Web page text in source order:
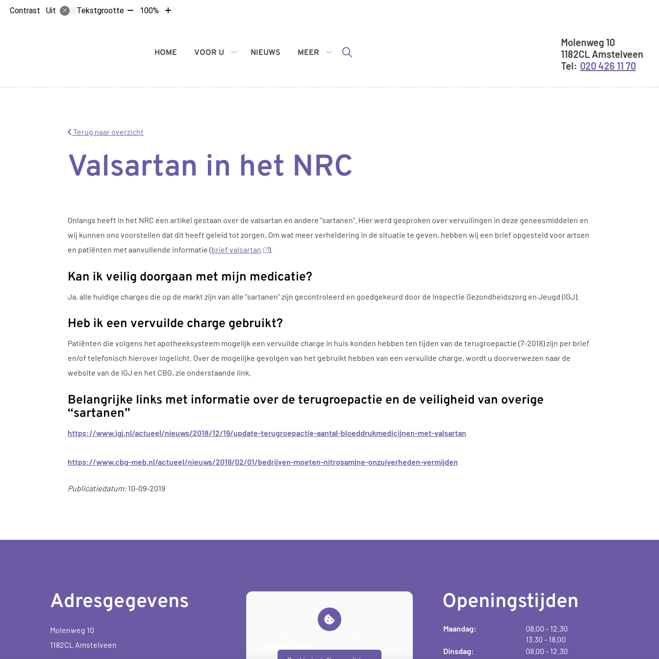
Contrast Uit Tekstgrootte Tekst100%
Tekst
Hoofdmenu
HOME
VOOR U
NIEUWS
MEER
Molenweg 10
1182CL Amstelveen
020 426 11 70
Terug naar overzicht
Valsartan in het NRC
Onlangs heeft in het NRC een artikel gestaan over de valsartan en andere “sartanen”. Hier werd gesproken over vervuilingen in deze geneesmiddelen en
wij kunnen ons voorstellen dat dit heeft geleid tot zorgen. Om wat meer verheldering in de situatie te geven, hebben wij een brief opgesteld voor artsen
en patiënten met aanvullende informatie (brief valsartan ).
Kan ik veilig doorgaan met mijn medicatie?
Ja, alle huidige charges die op de markt zijn van alle “sartanen” zijn gecontroleerd en goedgekeurd door de Inspectie Gezondheidszorg en Jeugd (IGJ).
Heb ik een vervuilde charge gebruikt?
Patiënten die volgens het apotheeksysteem mogelijk een vervuilde charge in huis konden hebben ten tijden van de terugroepactie (7-2018) zijn per brief
en/of telefonisch hierover ingelicht. Over de mogelijke gevolgen van het gebruikt hebben van een vervuilde charge, wordt u doorverwezen naar de
website van de IGJ en het CBG, zie onderstaande link.
Belangrijke links met informatie over de terugroepactie en de veiligheid van overige
“sartanen”
https://www.igj.nl/actueel/nieuws/2018/12/19/update-terugroepactie-aantal-bloeddrukmedicijnen-met-valsartan
https://www.cbg-meb.nl/actueel/nieuws/2019/02/01/bedrijven-moeten-nitrosamine-onzuiverheden-vermijden
Publicatiedatum:10-09-2019
Adresgegevens
Molenweg 10
1182CL Amstelveen
Openingstijden
Maandag: 08.00 t
o
t
- 12.30
13.30 t
o
- 18.00
Dinsdag:
08.00 t
- 12.30